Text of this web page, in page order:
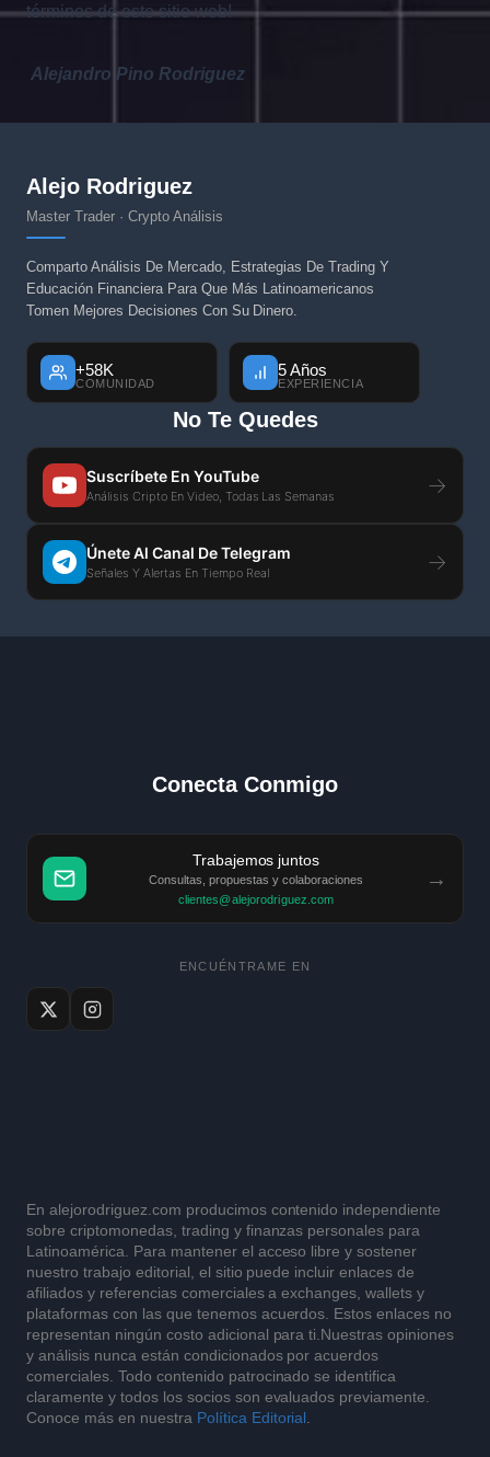
términos de este sitio web!
Alejandro Pino Rodriguez
Alejo Rodriguez
Master Trader · Crypto Análisis
Comparto Análisis De Mercado, Estrategias De Trading Y
Educación Financiera Para Que Más Latinoamericanos
Tomen Mejores Decisiones Con Su Dinero.
+58K
COMUNIDAD
5 Años
EXPERIENCIA
No Te Quedes
Suscríbete En YouTube
Análisis Cripto En Video, Todas Las Semanas →
Únete Al Canal De Telegram
Señales Y Alertas En Tiempo Real →
Conecta Conmigo
Trabajemos juntos
Consultas, propuestas y colaboraciones
clientes@alejorodriguez.com
→
ENCUÉNTRAME EN
En alejorodriguez.com producimos contenido independiente
sobre criptomonedas, trading y finanzas personales para
Latinoamérica. Para mantener el acceso libre y sostener
nuestro trabajo editorial, el sitio puede incluir enlaces de
afiliados y referencias comerciales a exchanges, wallets y
plataformas con las que tenemos acuerdos. Estos enlaces no
representan ningún costo adicional para ti.Nuestras opiniones
y análisis nunca están condicionados por acuerdos
comerciales. Todo contenido patrocinado se identifica
claramente y todos los socios son evaluados previamente.
Conoce más en nuestra Política Editorial